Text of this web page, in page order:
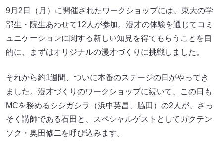
9月2日（月）に開催されたワークショップには、東大の学
部生・院生あわせて12人が参加。漫才の体験を通じてコミ
ュニケーションに関する新しい知見を得てもらうことを目
的に、まずはオリジナルの漫才づくりに挑戦しました。
それから約1週間、ついに本番のステージの日がやってき
ました。漫才づくりのワークショップに続いて、この日も
MCを務めるシシガシラ（浜中英昌、脇田）の2人が、さっ
そく講師である石田と、スペシャルゲストとしてガクテン
ソク・奥田修二を呼び込みます。